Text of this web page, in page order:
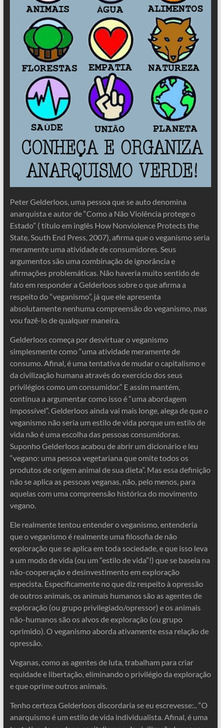
Peter Gelderloos, uma pessoa que se auto denomina
anarquista e autor de “Como a Não Violência protege o
Estado” ( título em inglês How Nonviolence Protects the
State, South End Press, 2007), afirma que o veganismo seria
meramente uma atividade de consumidores. Seus
argumentos são uma combinação de ignorância e
afirmações problemáticas. Não haveria muito sentido de
fato em responder a Gelderloos sobre o que afirma a
respeito do “veganismo”, já que ele apresenta
absolutamente nenhuma compreensão do veganismo, mas
vou fazê-lo de qualquer maneira.
Gelderloos começa por desvirtuar o veganismo
simplesmente como “uma atividade meramente de
consumo. Afinal, é uma tentativa de mudar o capitalismo e
da civilização humana através do exercício dos seus
privilégios como um consumidor.” E assim mantém,
continua a argumentar como isso é “uma abordagem
impossível”. Gelderloos ainda vai mais longe, alega de que o
veganismo não seria um estilo de vida porque um estilo de
vida não é uma escolha das pessoas consumidoras.
Suponho Gelderloos acabou de abrir um dicionário e leu
“vegano: uma pessoa vegetariana que omite todos os
produtos de origem animal de sua dieta”. Mas essa definição
não se aplica as pessoas veganas, não, pelo menos, para
aquelas com uma compreensão histórica do movimento
vegano.
Ele realmente tentou entender o veganismo, entenderia
que o veganismo é realmente uma filosofia de não
exploração que se aplica em toda sociedade, e que isso leva
a um modo de vida (ou um “estilo de vida”!) que se baseia na
não-cooperação e desinvestimento em exploração
especista. Especificamente no que diz respeito à opressão
de outros animais, os animais humanos são as agentes de
exploração (ou grupo privilegiado/opressor) e os animais
não-humanos são os alvos de exploração (ou grupo
oprimido). O veganismo aborda ativamente essa relação de
opressão.
Veganas, como as agentes de luta, trabalham para criar
equidade e libertação, eliminando o privilégio da exploração
e que oprime outros animais.
Tenho certeza Gelderloos discordaria se eu escrevesse:.. “O
anarquismo é um estilo de vida individualista. Afinal, é uma